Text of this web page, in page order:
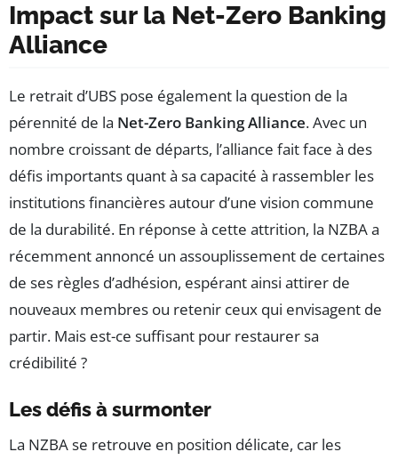
Impact sur la Net-Zero Banking
Alliance
Le retrait d’UBS pose également la question de la
pérennité de la Net-Zero Banking Alliance. Avec un
nombre croissant de départs, l’alliance fait face à des
défis importants quant à sa capacité à rassembler les
institutions financières autour d’une vision commune
de la durabilité. En réponse à cette attrition, la NZBA a
récemment annoncé un assouplissement de certaines
de ses règles d’adhésion, espérant ainsi attirer de
nouveaux membres ou retenir ceux qui envisagent de
partir. Mais est-ce suffisant pour restaurer sa
crédibilité ?
Les défis à surmonter
La NZBA se retrouve en position délicate, car les